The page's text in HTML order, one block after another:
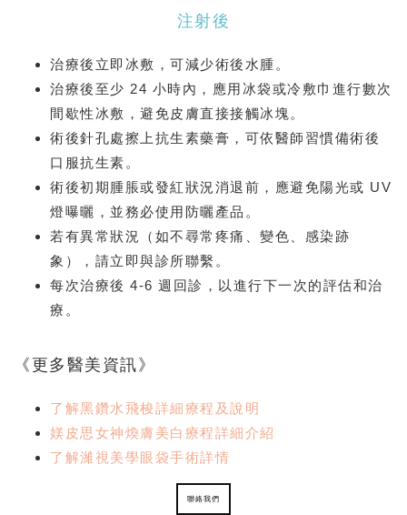
注射後
治療後⽴即冰敷，可減少術後⽔腫。
治療後⾄少 24 ⼩時內，應⽤冰袋或冷敷⼱進⾏數次
間歇性冰敷，避免⽪膚直接接觸冰塊。
術後針孔處擦上抗⽣素藥膏，可依醫師習慣備術後
⼝服抗⽣素。
術後初期腫脹或發紅狀況消退前，應避免陽光或 UV
燈曝曬，並務必使⽤防曬產品。
若有異常狀況（如不尋常疼痛、變⾊、感染跡
象），請⽴即與診所聯繫。
每次治療後 4-6 週回診，以進⾏下⼀次的評估和治
療。
《更多醫美資訊》
了解黑鑽水飛梭詳細療程及說明
媄皮思女神煥膚美白療程詳細介紹
了解濰視美學眼袋手術詳情
聯絡我們